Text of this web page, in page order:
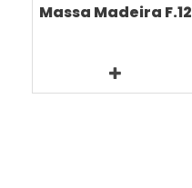
Massa Madeira F.12